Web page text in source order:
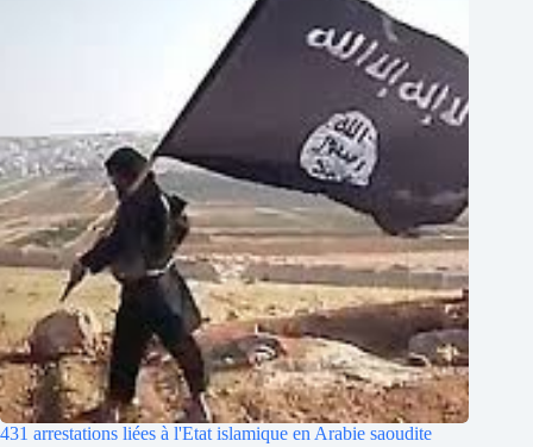
431 arrestations liées à l'Etat islamique en Arabie saoudite